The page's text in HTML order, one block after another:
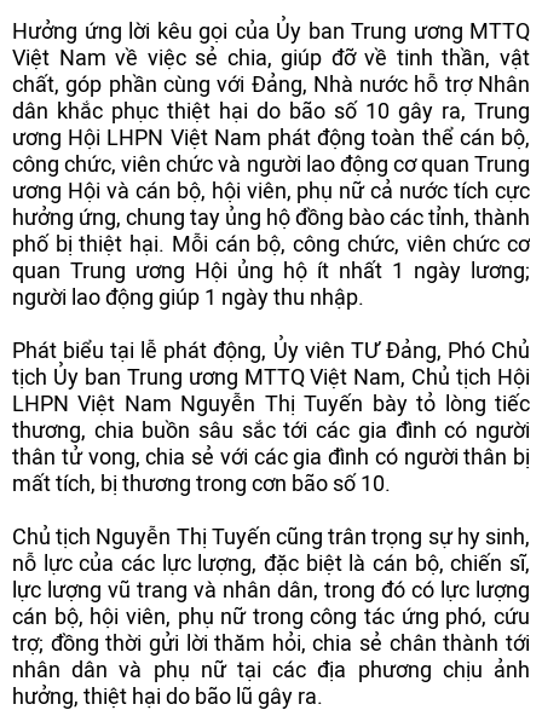
Hưởng ứng lời kêu gọi của Ủy ban Trung ương MTTQ
Việt Nam về việc sẻ chia, giúp đỡ về tinh thần, vật
chất, góp phần cùng với Đảng, Nhà nước hỗ trợ Nhân
dân khắc phục thiệt hại do bão số 10 gây ra, Trung
ương Hội LHPN Việt Nam phát động toàn thể cán bộ,
công chức, viên chức và người lao động cơ quan Trung
ương Hội và cán bộ, hội viên, phụ nữ cả nước tích cực
hưởng ứng, chung tay ủng hộ đồng bào các tỉnh, thành
phố bị thiệt hại. Mỗi cán bộ, công chức, viên chức cơ
quan Trung ương Hội ủng hộ ít nhất 1 ngày lương;
người lao động giúp 1 ngày thu nhập.
Phát biểu tại lễ phát động, Ủy viên TƯ Đảng, Phó Chủ
tịch Ủy ban Trung ương MTTQ Việt Nam, Chủ tịch Hội
LHPN Việt Nam Nguyễn Thị Tuyến bày tỏ lòng tiếc
thương, chia buồn sâu sắc tới các gia đình có người
thân tử vong, chia sẻ với các gia đình có người thân bị
mất tích, bị thương trong cơn bão số 10.
Chủ tịch Nguyễn Thị Tuyến cũng trân trọng sự hy sinh,
nỗ lực của các lực lượng, đặc biệt là cán bộ, chiến sĩ,
lực lượng vũ trang và nhân dân, trong đó có lực lượng
cán bộ, hội viên, phụ nữ trong công tác ứng phó, cứu
trợ; đồng thời gửi lời thăm hỏi, chia sẻ chân thành tới
nhân dân và phụ nữ tại các địa phương chịu ảnh
hưởng, thiệt hại do bão lũ gây ra.